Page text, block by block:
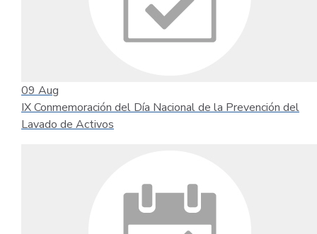
09 Aug
IX Conmemoración del Día Nacional de la Prevención del
Lavado de Activos